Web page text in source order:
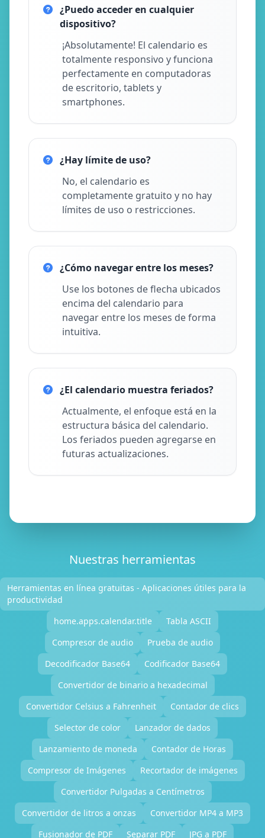
¿Puedo acceder en cualquier
dispositivo?
¡Absolutamente! El calendario es
totalmente responsivo y funciona
perfectamente en computadoras
de escritorio, tablets y
smartphones.
¿Hay límite de uso?
No, el calendario es
completamente gratuito y no hay
límites de uso o restricciones.
¿Cómo navegar entre los meses?
Use los botones de flecha ubicados
encima del calendario para
navegar entre los meses de forma
intuitiva.
¿El calendario muestra feriados?
Actualmente, el enfoque está en la
estructura básica del calendario.
Los feriados pueden agregarse en
futuras actualizaciones.
Nuestras herramientas
Herramientas en línea gratuitas - Aplicaciones útiles para la
productividad
home.apps.calendar.title
Tabla ASCII
Compresor de audio
Prueba de audio
Decodificador Base64
Codificador Base64
Convertidor de binario a hexadecimal
Convertidor Celsius a Fahrenheit
Contador de clics
Selector de color
Lanzador de dados
Lanzamiento de moneda
Contador de Horas
Compresor de Imágenes
Recortador de imágenes
Convertidor Pulgadas a Centímetros
Convertidor de litros a onzas
Convertidor MP4 a MP3
Fusionador de PDF
Separar PDF JPG a PDF